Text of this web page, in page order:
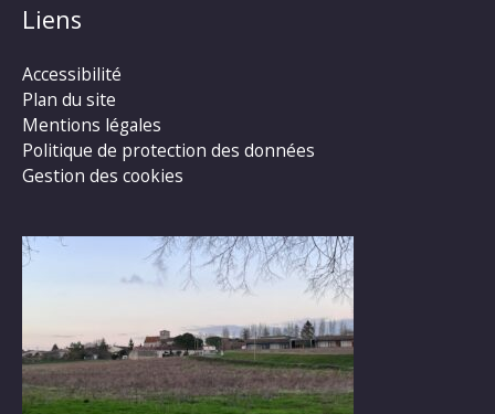
Liens
Accessibilité
Plan du site
Mentions légales
Politique de protection des données
Gestion des cookies